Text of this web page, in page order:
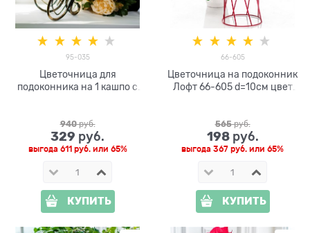
95-035
Цветочница для
подоконника на 1 кашпо с
940 руб.
329 руб.
выгода 611 руб.или 65%
КУПИТЬ
66-605
Цветочница на подоконник
Лофт 66-605 d=10см цвет
565 руб.
198 руб.
выгода 367 руб. или 65%
КУПИТЬ